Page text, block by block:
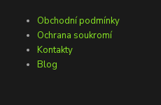
Obchodní podmínky
Ochrana soukromí
Kontakty
Blog